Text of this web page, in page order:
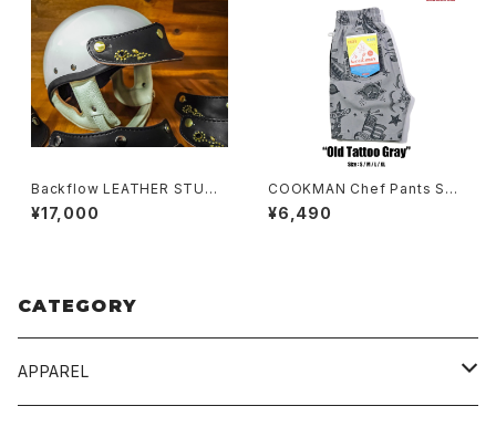
Backflow LEATHER STUDS
VISOR
¥17,000
COOKMAN Chef Pants Sho
rt Old Tattoo Gray
¥6,490
CATEGORY
APPAREL